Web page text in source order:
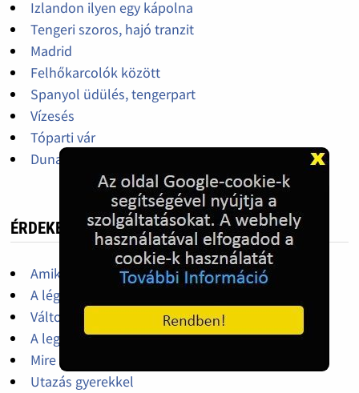
Izlandon ilyen egy kápolna
Tengeri szoros, hajó tranzit
Madrid
Felhőkarcolók között
Spanyol üdülés, tengerpart
Vízesés
Tóparti vár
Duna-part
ÉRDEKES, HASZNOS
Amikre szükségünk lehet a nyaralás során
A légiutasok jogai
Változtak a vasúti közlekedés szabályai
A legtöbb borravalót adó országok
Mire figyeljünk, ha autót bérelünk külföldön
Utazás gyerekkel